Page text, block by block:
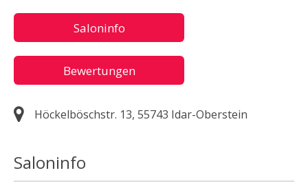
Saloninfo
Bewertungen
Höckelböschstr. 13, 55743 Idar-Oberstein
Saloninfo